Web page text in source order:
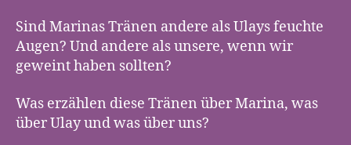
Sind Marinas Tränen andere als Ulays feuchte
Augen? Und andere als unsere, wenn wir
geweint haben sollten?
Was erzählen diese Tränen über Marina, was
über Ulay und was über uns?